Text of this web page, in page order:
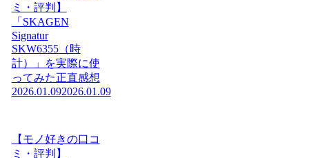
ミ・評判】
「SKAGEN
Signatur
SKW6355（時
計）」を実際に使
ってみた正直感想
2026.01.092026.01.09
【モノ好きの口コ
ミ・評判】